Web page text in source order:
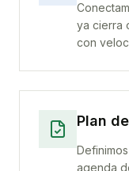
ya cierra
con
Plan
agenda